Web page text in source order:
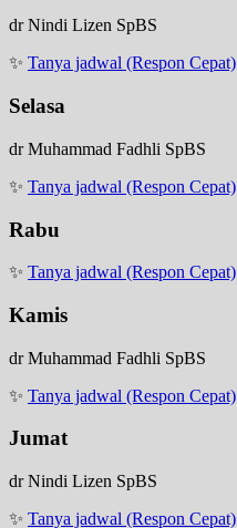
dr Nindi Lizen SpBS
✨ Tanya jadwal (Respon Cepat)
Selasa
dr Muhammad Fadhli SpBS
✨ Tanya jadwal (Respon Cepat)
Rabu
✨ Tanya jadwal (Respon Cepat)
Kamis
dr Muhammad Fadhli SpBS
✨ Tanya jadwal (Respon Cepat)
Jumat
dr Nindi Lizen SpBS
✨ Tanya jadwal (Respon Cepat)